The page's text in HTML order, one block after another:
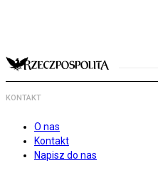
KONTAKT
O nas
Kontakt
Napisz do nas